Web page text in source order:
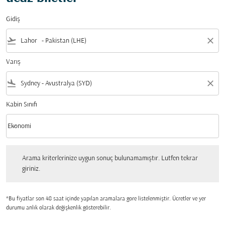
Gidiş
flight_takeoff close
Varış
flight_land close
Kabin Sınıfı
Kabin Sınıfı option Ekonomi Selected
Ekonomi
keyboard_arrow_down
Arama kriterlerinize uygun sonuç bulunamamıştır. Lutfen tekrar
giriniz.
*Bu fiyatlar son 48 saat içinde yapılan aramalara gore listelenmiştir. Ücretler ve yer
durumu anlık olarak değişkenlik gösterebilir.